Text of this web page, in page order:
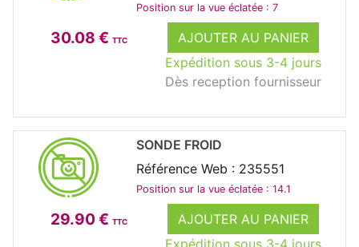
30.08 € TTC
AJOUTER AU PANIER
Expédition sous 3-4 jours
Dès reception fournisseur
Position sur la vue éclatée : 7
29.90 € TTC
AJOUTER AU PANIER
Expédition sous 3-4 jours
SONDE FROID
Référence Web : 235551
Position sur la vue éclatée : 14.1